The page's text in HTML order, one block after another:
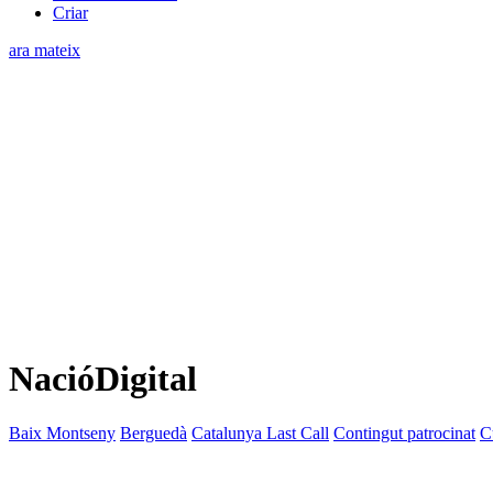
Criar
ara mateix
NacióDigital
Baix Montseny Berguedà Catalunya Last Call Contingut patrocinat